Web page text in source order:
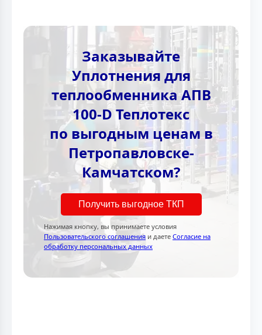
Заказывайте
Уплотнения для
теплообменника АПВ
100-D Теплотекc
по выгодным ценам в
Петропавловске-
Камчатском?
Получить выгодное ТКП
Нажимая кнопку, вы принимаете условия
Пользовательского соглашения и даете Согласие на
обработку персональных данных